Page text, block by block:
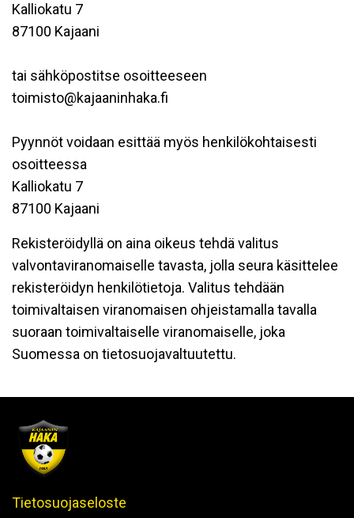
Kalliokatu 7
87100 Kajaani
tai sähköpostitse osoitteeseen
toimisto@kajaaninhaka.fi
Pyynnöt voidaan esittää myös henkilökohtaisesti
osoitteessa
Kalliokatu 7
87100 Kajaani
Rekisteröidyllä on aina oikeus tehdä valitus
valvontaviranomaiselle tavasta, jolla seura käsittelee
rekisteröidyn henkilötietoja. Valitus tehdään
toimivaltaisen viranomaisen ohjeistamalla tavalla
suoraan toimivaltaiselle viranomaiselle, joka
Suomessa on tietosuojavaltuutettu.
Tietosuojaseloste